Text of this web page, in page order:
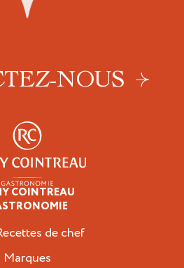
NOUS
COINTREAU
de chef
Marques